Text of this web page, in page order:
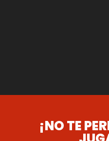
¡NO TE